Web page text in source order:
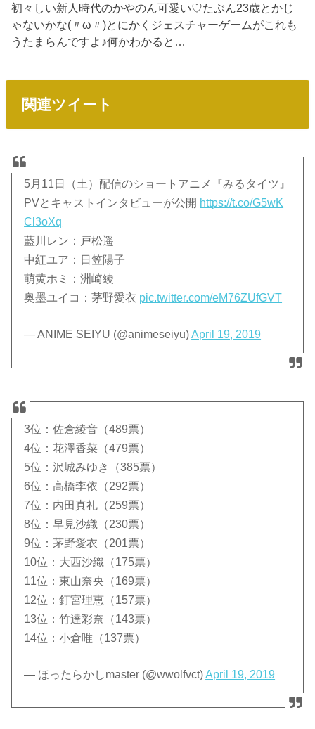
初々しい新人時代のかやのん可愛い♡たぶん23歳とかじ
ゃないかな(〃ω〃)とにかくジェスチャーゲームがこれも
うたまらんですよ♪何かわかると…
関連ツイート
5月11日（土）配信のショートアニメ『みるタイツ』
PVとキャストインタビューが公開 https://t.co/G5wK
Cl3oXq
藍川レン：戸松遥
中紅ユア：日笠陽子
萌黄ホミ：洲崎綾
奥墨ユイコ：茅野愛衣 pic.twitter.com/eM76ZUfGVT
— ANIME SEIYU (@animeseiyu)April 19, 2019
3位：佐倉綾音（489票）
4位：花澤香菜（479票）
5位：沢城みゆき（385票）
6位：高橋李依（292票）
7位：内田真礼（259票）
8位：早見沙織（230票）
9位：茅野愛衣（201票）
10位：大西沙織（175票）
11位：東山奈央（169票）
12位：釘宮理恵（157票）
13位：竹達彩奈（143票）
14位：小倉唯（137票）
— ほったらかしmaster (@wwolfvct)April 19, 2019